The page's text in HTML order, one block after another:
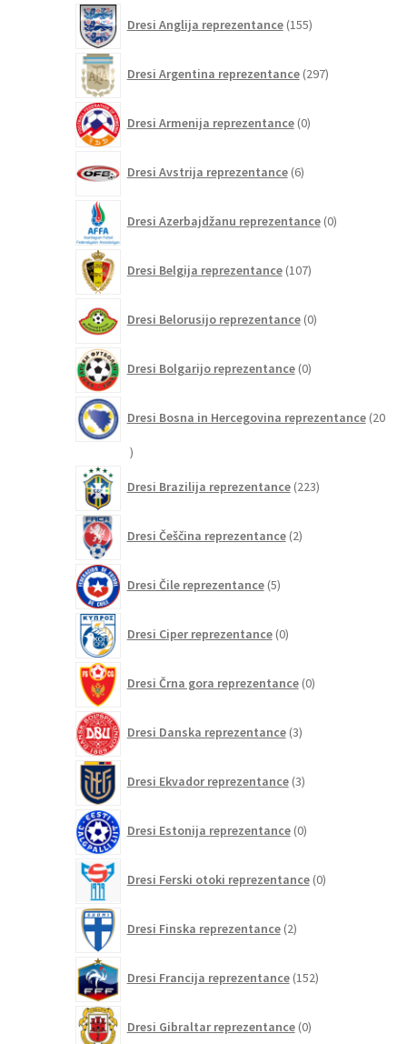
Dresi Anglija reprezentance 155izdelkov
Dresi Argentina reprezentance 297izdelkov
Dresi Armenija reprezentance 0izdelkov
Dresi Avstrija reprezentance 6izdelkov
Dresi Azerbajdžanu reprezentance 0izdelkov
Dresi Belgija reprezentance 107izdelkov
Dresi Belorusijo reprezentance 0izdelkov
Dresi Bolgarijo reprezentance 0izdelkov
Dresi Bosna in Hercegovina reprezentance 20
20
Dresi Brazilija reprezentance 223izdelkov
Dresi Češčina reprezentance 2izdelka
Dresi Čile reprezentance 5izdelkov
Dresi Ciper reprezentance 0izdelkov
Dresi Črna gora reprezentance 0izdelkov
Dresi Danska reprezentance 3izdelki
Dresi Ekvador reprezentance 3izdelki
Dresi Estonija reprezentance 0izdelkov
Dresi Ferski otoki reprezentance 0izdelkov
Dresi Finska reprezentance 2izdelka
Dresi Francija reprezentance 152izdelkov
Dresi Gibraltar reprezentance 0izdelkov